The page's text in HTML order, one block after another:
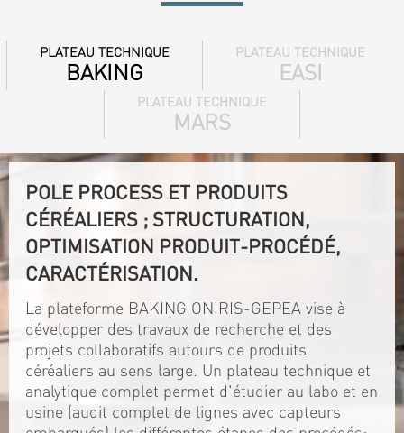
PLATEAU TECHNIQUE
BAKING
PLATEAU TECHNIQUE
EASI
PLATEAU TECHNIQUE
MARS
POLE PROCESS ET PRODUITS
CÉRÉALIERS ; STRUCTURATION,
OPTIMISATION PRODUIT-PROCÉDÉ,
CARACTÉRISATION.
La plateforme BAKING ONIRIS-GEPEA vise à
développer des travaux de recherche et des
projets collaboratifs autours de produits
céréaliers au sens large. Un plateau technique et
analytique complet permet d'étudier au labo et en
usine (audit complet de lignes avec capteurs